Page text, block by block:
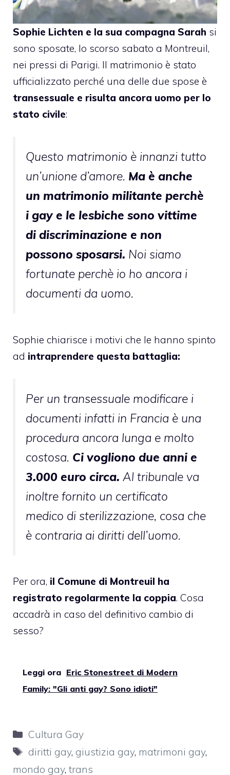
Sophie Lichten e la sua compagna Sarah si
sono sposate, lo scorso sabato a Montreuil,
nei pressi di Parigi. Il matrimonio è stato
ufficializzato perché una delle due spose è
transessuale e risulta ancora uomo per lo
stato civile:
Questo matrimonio è innanzi tutto
un’unione d’amore. Ma è anche
un matrimonio militante perchè
i gay e le lesbiche sono vittime
di discriminazione e non
possono sposarsi. Noi siamo
fortunate perchè io ho ancora i
documenti da uomo.
Sophie chiarisce i motivi che le hanno spinto
ad intraprendere questa battaglia:
Per un transessuale modificare i
documenti infatti in Francia è una
procedura ancora lunga e molto
costosa. Ci vogliono due anni e
3.000 euro circa. Al tribunale va
inoltre fornito un certificato
medico di sterilizzazione, cosa che
è contraria ai diritti dell’uomo.
Per ora, il Comune di Montreuil ha
registrato regolarmente la coppia. Cosa
accadrà in caso del definitivo cambio di
sesso?
Leggi ora Eric Stonestreet di Modern
Family: "Gli anti gay? Sono idioti"
Categorie
Cultura Gay
Tag
diritti gay, giustizia gay, matrimoni gay,
mondo gay, trans